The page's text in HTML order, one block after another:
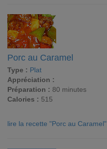
Porc au Caramel
Type : Plat
Appréciation :
Préparation : 80 minutes
Calories : 515
lire la recette "Porc au Caramel"